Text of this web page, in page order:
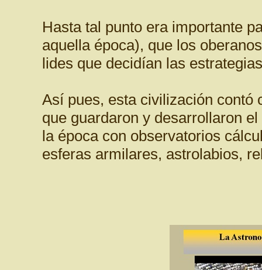
Hasta tal punto era importante
aquella época), que los
lides que decidían las
Así pues, esta civilización contó
que guardaron y desarrollaron
la época con observatorios
esferas armilares, astrolabios,